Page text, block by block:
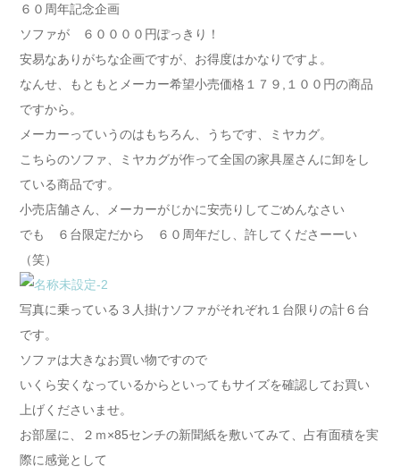
６０周年記念企画
ソファが ６００００円ぽっきり！
安易なありがちな企画ですが、お得度はかなりですよ。
なんせ、もともとメーカー希望小売価格１７９,１００円の商品
ですから。
メーカーっていうのはもちろん、うちです、ミヤカグ。
こちらのソファ、ミヤカグが作って全国の家具屋さんに卸をし
ている商品です。
小売店舗さん、メーカーがじかに安売りしてごめんなさい
でも ６台限定だから ６０周年だし、許してくださーーい
（笑）
写真に乗っている３人掛けソファがそれぞれ１台限りの計６台
です。
ソファは大きなお買い物ですので
いくら安くなっているからといってもサイズを確認してお買い
上げくださいませ。
お部屋に、２ｍ×85センチの新聞紙を敷いてみて、占有面積を実
際に感覚として